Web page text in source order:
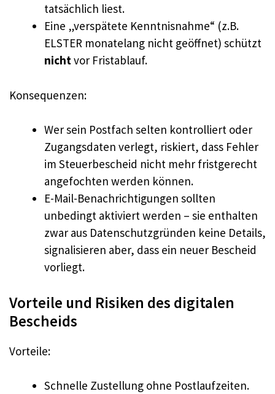
tatsächlich liest.
Eine „verspätete Kenntnisnahme“ (z.B.
ELSTER monatelang nicht geöffnet) schützt
nichtvor Fristablauf.
Konsequenzen:
Wer sein Postfach selten kontrolliert oder
Zugangsdaten verlegt, riskiert, dass Fehler
im Steuerbescheid nicht mehr fristgerecht
angefochten werden können.
E-Mail-Benachrichtigungen sollten
unbedingt aktiviert werden – sie enthalten
zwar aus Datenschutzgründen keine Details,
signalisieren aber, dass ein neuer Bescheid
vorliegt.
Vorteile und Risiken des digitalen
Bescheids
Vorteile:
Schnelle Zustellung ohne Postlaufzeiten.